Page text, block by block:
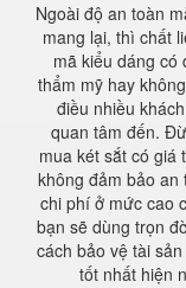
Ngoài độ an toàn
mang lại, thì chất
mã kiểu dáng có
thẩm mỹ hay
điều nhiều
quan tâm đến.
mua két sắt có giá
không đảm bảo an
chi phí ở mức cao
bạn sẽ dùng trọn
cách bảo vệ tài
tốt nhất hiện